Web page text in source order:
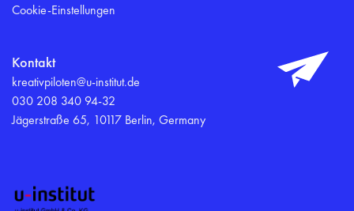
Cookie-Einstellungen
Kontakt
kreativpiloten@u-institut.de
030 208 340 94-32
Jägerstraße 65, 10117 Berlin, Germany